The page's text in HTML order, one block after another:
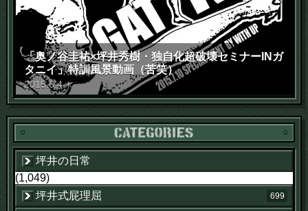
「奥ノ谷圭祐×坪井秀樹・独自化超破壊セミナーINガ
タニイ」特訓風景動画（苦笑）
2015.6.4 木
坪井の日常
(1,049)
坪井式屁理屈
699